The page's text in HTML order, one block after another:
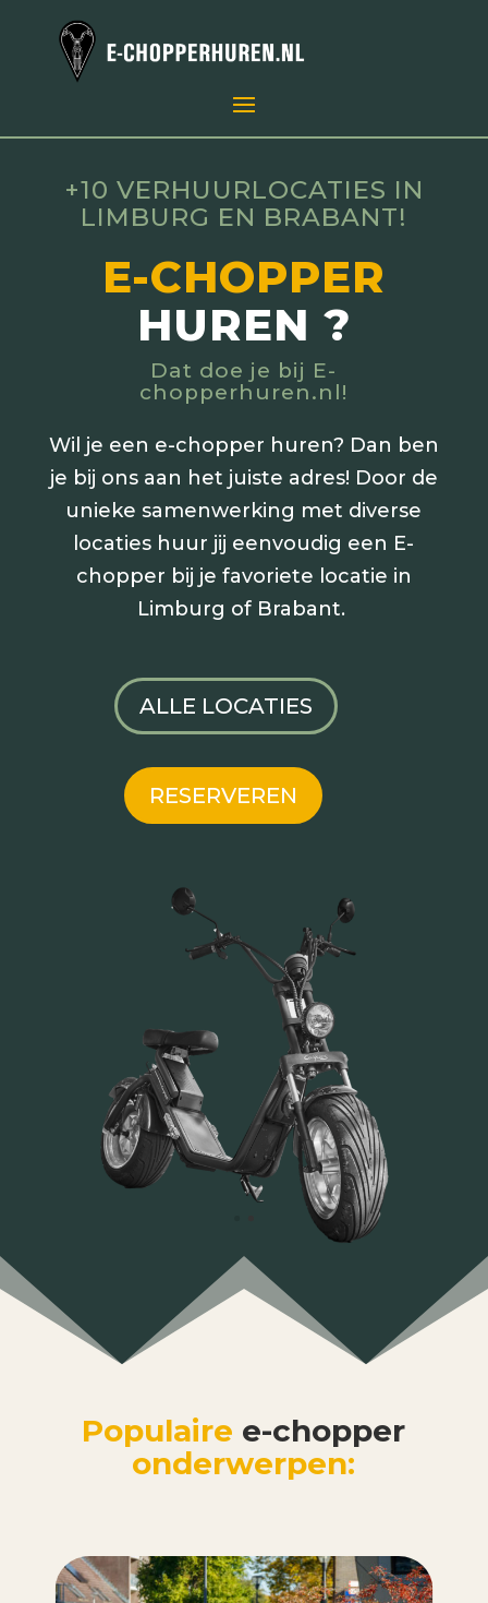
+10 VERHUURLOCATIES IN
LIMBURG EN BRABANT!
E-CHOPPER
HUREN ?
Dat doe je bij E-
chopperhuren.nl!
Wil je een e-chopper huren? Dan ben
je bij ons aan het juiste adres! Door de
unieke samenwerking met diverse
locaties huur jij eenvoudig een E-
chopper bij je favoriete locatie in
Limburg of Brabant.
ALLE LOCATIES
RESERVEREN
Populaire e-chopper
onderwerpen: